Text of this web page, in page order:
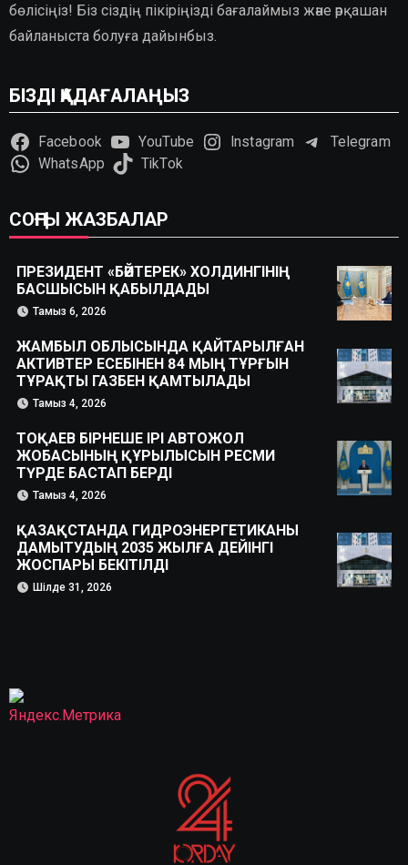
бөлісіңіз! Біз сіздің пікіріңізді бағалаймыз және әрқашан
байланыста болуға дайынбыз.
БІЗДІ ҚАДАҒАЛАҢЫЗ
Facebook YouTube Instagram
Telegram
WhatsApp
TikTok
СОҢҒЫ ЖАЗБАЛАР
ПРЕЗИДЕНТ «БӘЙТЕРЕК» ХОЛДИНГІНІҢ
БАСШЫСЫН ҚАБЫЛДАДЫ
Тамыз 6, 2026
ЖАМБЫЛ ОБЛЫСЫНДА ҚАЙТАРЫЛҒАН
АКТИВТЕР ЕСЕБІНЕН 84 МЫҢ ТҰРҒЫН
ТҰРАҚТЫ ГАЗБЕН ҚАМТЫЛАДЫ
Тамыз 4, 2026
ТОҚАЕВ БІРНЕШЕ ІРІ АВТОЖОЛ
ЖОБАСЫНЫҢ ҚҰРЫЛЫСЫН РЕСМИ
ТҮРДЕ БАСТАП БЕРДІ
Тамыз 4, 2026
ҚАЗАҚСТАНДА ГИДРОЭНЕРГЕТИКАНЫ
ДАМЫТУДЫҢ 2035 ЖЫЛҒА ДЕЙІНГІ
ЖОСПАРЫ БЕКІТІЛДІ
Шілде 31, 2026